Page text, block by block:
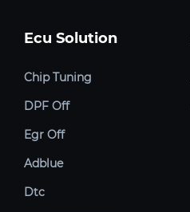
Ecu Solution
Chip Tuning
DPF Off
Egr Off
Adblue
Dtc